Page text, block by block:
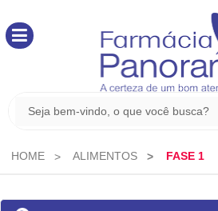
HOME ALIMENTOS FASE 1